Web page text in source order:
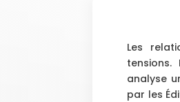
Les
tensions.
analyse
par les